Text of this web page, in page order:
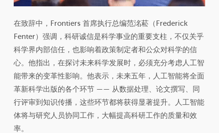
在致辞中，Frontiers 首席执行总编范洺菘（Frederick
Fenter）强调，科研诚信是科学事业的重要支柱，不仅关乎
科学界内部信任，也影响着政策制定者和公众对科学的信
心。他指出，在探讨未来科学发展时，必须充分考虑人工智
能带来的变革性影响。他表示，未来五年，人工智能将全面
革新科学出版的各个环节 —— 从数据处理、论文撰写、同
行评审到知识传播，这些环节都将获得显著提升。人工智能
体将与研究人员协同工作，大幅提高科研工作的质量和效
率。